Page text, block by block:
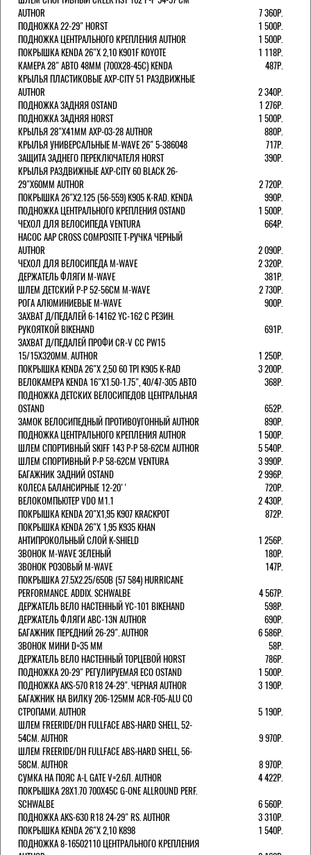
AUTHOR
7 360Р.
ПОДНОЖКА 22-29" HORST
1 500Р.
ПОДНОЖКА ЦЕНТРАЛЬНОГО КРЕПЛЕНИЯ AUTHOR
1 500Р.
ПОКРЫШКА KENDA 26"Х 2,10 K901F KOYOTE
1 118Р.
КАМЕРА 28" АВТО 48ММ (700Х28-45С) KENDA
487Р.
КРЫЛЬЯ ПЛАСТИКОВЫЕ AXP-CITY 51 РАЗДВИЖНЫЕ
AUTHOR
2 340Р.
ПОДНОЖКА ЗАДНЯЯ OSTAND
1 276Р.
ПОДНОЖКА ЗАДНЯЯ HORST
1 500Р.
КРЫЛЬЯ 28"Х41ММ AXP-03-28 AUTHOR
880Р.
КРЫЛЬЯ УНИВЕРСАЛЬНЫЕ M-WAVE 26" 5-386048
717Р.
ЗАЩИТА ЗАДНЕГО ПЕРЕКЛЮЧАТЕЛЯ HORST
390Р.
КРЫЛЬЯ РАЗДВИЖНЫЕ AXP-CITY 60 BLACK 26-
29"Х60ММ AUTHOR
2 720Р.
ПОКРЫШКА 26"Х2.125 (56-559) K905 K-RAD. KENDA
990Р.
ПОДНОЖКА ЦЕНТРАЛЬНОГО КРЕПЛЕНИЯ OSTAND
1 500Р.
ЧЕХОЛ ДЛЯ ВЕЛОСИПЕДА VENTURA
664Р.
НАСОС AAP CROSS COMPOSITE Т-РУЧКА ЧЕРНЫЙ
AUTHOR
2 090Р.
ЧЕХОЛ ДЛЯ ВЕЛОСИПЕДА M-WAVE
2 320Р.
ДЕРЖАТЕЛЬ ФЛЯГИ M-WAVE
381Р.
ШЛЕМ ДЕТСКИЙ Р-Р 52-56СМ M-WAVE
2 730Р.
РОГА АЛЮМИНИЕВЫЕ M-WAVE
900Р.
ЗАХВАТ Д/ПЕДАЛЕЙ 6-14162 YC-162 С РЕЗИН.
РУКОЯТКОЙ BIKEHAND
691Р.
ЗАХВАТ Д/ПЕДАЛЕЙ ПРОФИ CR-V CC PW15
15/15X320ММ. AUTHOR
1 250Р.
ПОКРЫШКА KENDA 26"Х 2,50 60 TPI K905 K-RAD
3 200Р.
ВЕЛОКАМЕРА KENDA 16"Х1.50-1.75", 40/47-305 АВТО
368Р.
ПОДНОЖКА ДЕТСКИХ ВЕЛОСИПЕДОВ ЦЕНТРАЛЬНАЯ
OSTAND
652Р.
ЗАМОК ВЕЛОСИПЕДНЫЙ ПРОТИВОУГОННЫЙ AUTHOR
890Р.
ПОДНОЖКА ЦЕНТРАЛЬНОГО КРЕПЛЕНИЯ AUTHOR
1 500Р.
ШЛЕМ СПОРТИВНЫЙ SKIFF 143 Р-Р 58-62СМ AUTHOR
5 540Р.
ШЛЕМ СПОРТИВНЫЙ Р-Р 58-62СМ VENTURA
3 990Р.
БАГАЖНИК ЗАДНИЙ OSTAND
2 996Р.
КОЛЕСА БАЛАНСИРНЫЕ 12-20''
720Р.
ВЕЛОКОМПЬЮТЕР VDO M1.1
2 430Р.
ПОКРЫШКА KENDA 20"Х1,95 K907 KRACKPOT
872Р.
ПОКРЫШКА KENDA 26"Х 1,95 K935 KHAN
АНТИПРОКОЛЬНЫЙ СЛОЙ K-SHIELD
1 256Р.
ЗВОНОК M-WAVE ЗЕЛЕНЫЙ
180Р.
ЗВОНОК РОЗОВЫЙ M-WAVE
147Р.
ПОКРЫШКА 27.5X2.25/650B (57 584) HURRICANE
PERFORMANCE. ADDIX. SCHWALBE
4 567Р.
ДЕРЖАТЕЛЬ ВЕЛО НАСТЕННЫЙ YC-101 BIKEHAND
598Р.
ДЕРЖАТЕЛЬ ФЛЯГИ ABC-13N AUTHOR
690Р.
БАГАЖНИК ПЕРЕДНИЙ 26-29". AUTHOR
6 586Р.
ЗВОНОК МИНИ D=35 ММ
58Р.
ДЕРЖАТЕЛЬ ВЕЛО НАСТЕННЫЙ ТОРЦЕВОЙ HORST
786Р.
ПОДНОЖКА 20-29" РЕГУЛИРУЕМАЯ ECO OSTAND
1 500Р.
ПОДНОЖКА AKS-570 R18 24-29". ЧЕРНАЯ AUTHOR
3 190Р.
БАГАЖНИК НА ВИЛКУ 206-125ММ ACR-F05-ALU СО
СТРОПАМИ. AUTHOR
5 190Р.
ШЛЕМ FREERIDE/DH FULLFACE ABS-HARD SHELL, 52-
54СМ. AUTHOR
9 970Р.
ШЛЕМ FREERIDE/DH FULLFACE ABS-HARD SHELL, 56-
58СМ. AUTHOR
8 970Р.
СУМКА НА ПОЯС A-L GATE V=2.6Л. AUTHOR
4 422Р.
ПОКРЫШКА 28X1.70 700X45C G-ONE ALLROUND PERF.
SCHWALBE
6 560Р.
ПОДНОЖКА AKS-630 R18 24-29" RS. AUTHOR
3 310Р.
ПОКРЫШКА KENDA 26"Х 2,10 K898
1 540Р.
ПОДНОЖКА 8-16502110 ЦЕНТРАЛЬНОГО КРЕПЛЕНИЯ